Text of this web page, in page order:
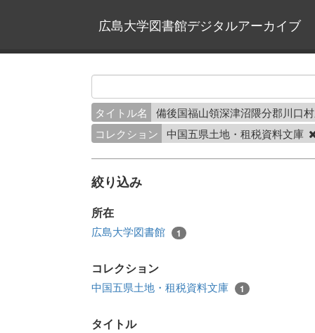
広島大学図書館デジタルアーカイブ
タイトル名
備後国福山領深津沼隈分郡川口
コレクション
中国五県土地・租税資料文庫
絞り込み
所在
広島大学図書館 1
コレクション
中国五県土地・租税資料文庫 1
タイトル